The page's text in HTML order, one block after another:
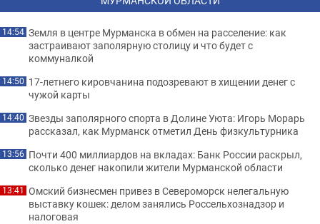
14:54 Земля в центре Мурманска в обмен на расселение: как
застраивают заполярную столицу и что будет с
коммуналкой
14:50 17-летнего кировчанина подозревают в хищении денег с
чужой карты
14:40 Звезды заполярного спорта в Долине Уюта: Игорь Морарь
рассказал, как Мурманск отметил День физкультурника
13:56 Почти 400 миллиардов на вкладах: Банк России раскрыл,
сколько денег накопили жители Мурманской области
13:41 Омский бизнесмен привез в Североморск нелегальную
выставку кошек: делом занялись Россельхознадзор и
налоговая